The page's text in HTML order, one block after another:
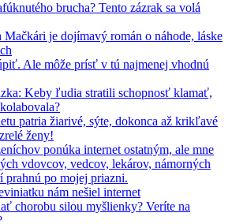
brucha? Tento zázrak sa volá
Mačkári je dojímavý román o náhode, láske
Ale môže prísť v tú najmenej vhodnú
Keby ľudia stratili schopnosť klamať,
patria žiarivé, sýte, dokonca až krikľavé
ženy!
ponúka internet ostatným, ale mne
vdovcov, vedcov, lekárov, námorných
prahnú po mojej priazni.
nám nešiel internet
chorobu silou myšlienky? Veríte na